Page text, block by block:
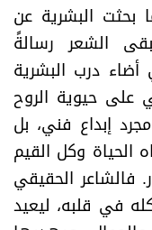
بحثت البشرية عن
الشعر رسالةً
درب البشرية
على حيوية الروح
إبداع فني، بل
وكل القيم
فالشاعر الحقيقي
في قلبه، ليعيد